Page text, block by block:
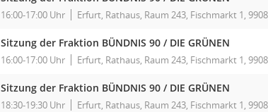
16:00-17:00 Uhr Erfurt, Rathaus, Raum 243, Fischmarkt 1,
Sitzung der Fraktion BÜNDNIS 90 / DIE GRÜNEN
16:00-17:00 Uhr Erfurt, Rathaus, Raum 243, Fischmarkt 1,
Sitzung der Fraktion BÜNDNIS 90 / DIE GRÜNEN
18:30-19:30 Uhr Erfurt, Rathaus, Raum 243, Fischmarkt 1,